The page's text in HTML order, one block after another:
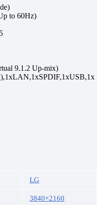
to 60Hz)
9.1.2 Up-mix)
LG
3840×2160